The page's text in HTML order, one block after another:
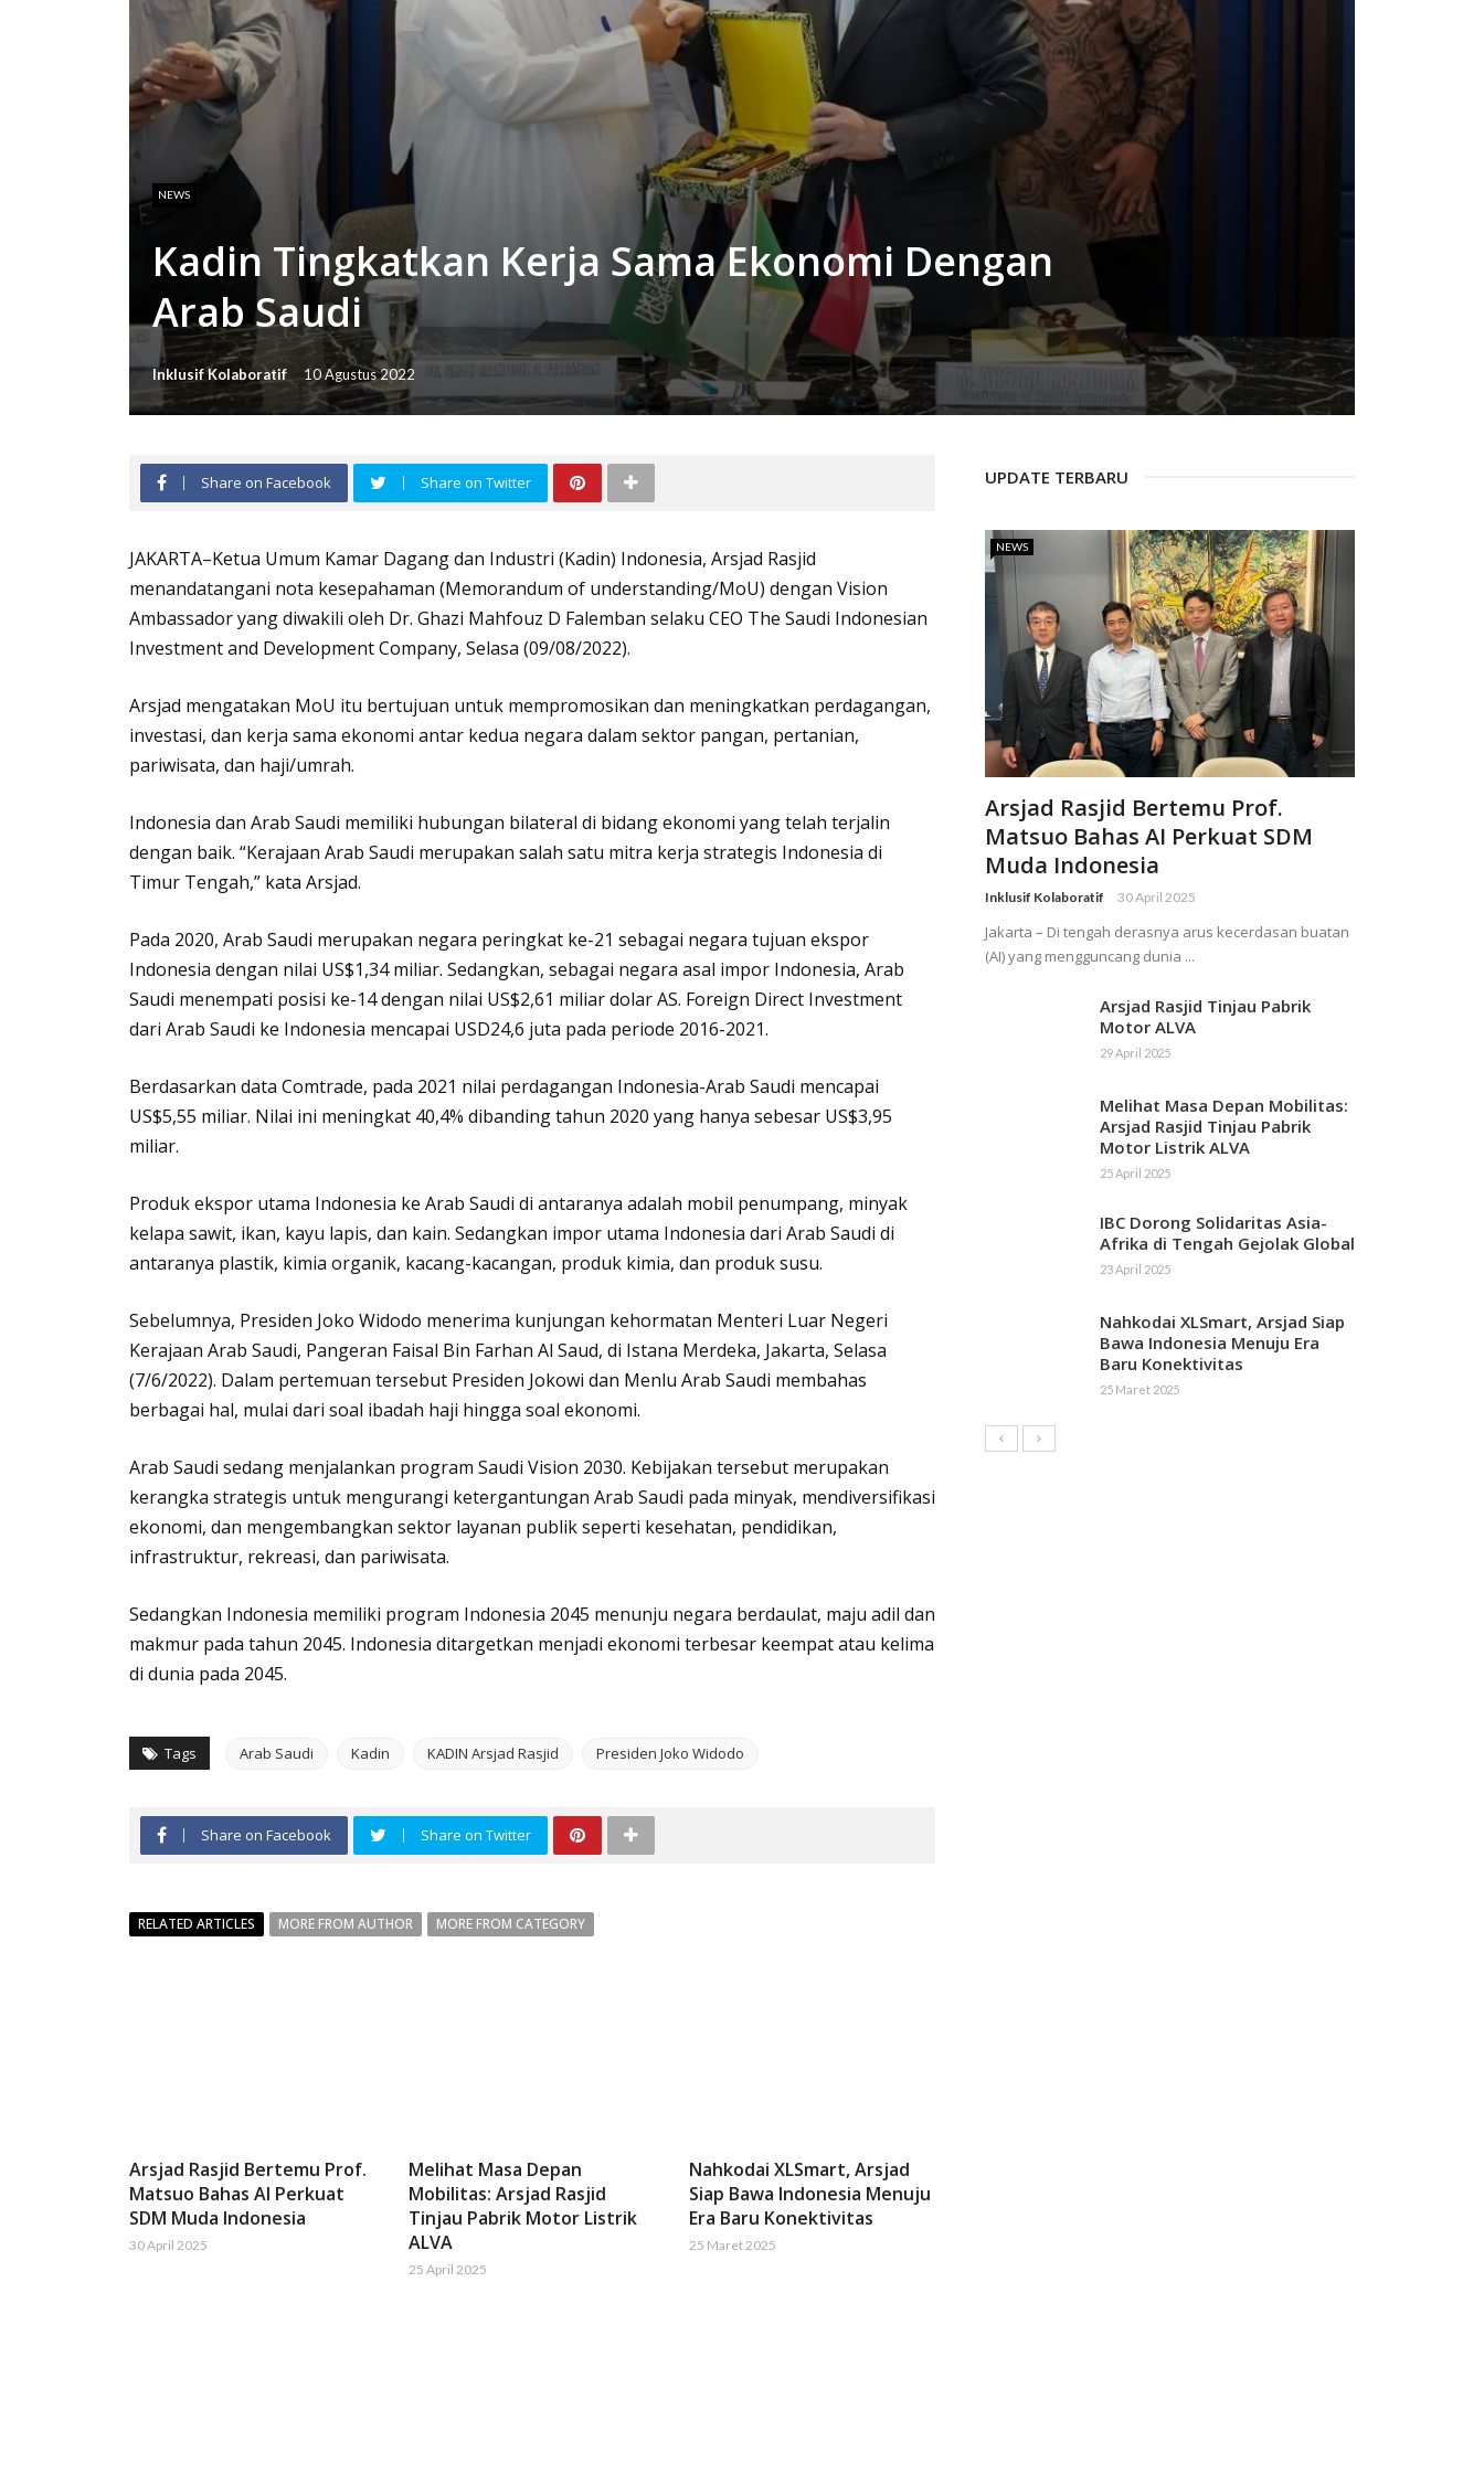
NEWS
Kadin Tingkatkan Kerja Sama Ekonomi Dengan
Arab Saudi
Inklusif Kolaboratif 10 Agustus 2022
Share on Facebook Share on Twitter
JAKARTA–Ketua Umum Kamar Dagang dan Industri (Kadin) Indonesia, Arsjad Rasjid
menandatangani nota kesepahaman (Memorandum of understanding/MoU) dengan Vision
Ambassador yang diwakili oleh Dr. Ghazi Mahfouz D Falemban selaku CEO The Saudi Indonesian
Investment and Development Company, Selasa (09/08/2022).
Arsjad mengatakan MoU itu bertujuan untuk mempromosikan dan meningkatkan perdagangan,
investasi, dan kerja sama ekonomi antar kedua negara dalam sektor pangan, pertanian,
pariwisata, dan haji/umrah.
Indonesia dan Arab Saudi memiliki hubungan bilateral di bidang ekonomi yang telah terjalin
dengan baik. “Kerajaan Arab Saudi merupakan salah satu mitra kerja strategis Indonesia di
Timur Tengah,” kata Arsjad.
Pada 2020, Arab Saudi merupakan negara peringkat ke-21 sebagai negara tujuan ekspor
Indonesia dengan nilai US$1,34 miliar. Sedangkan, sebagai negara asal impor Indonesia, Arab
Saudi menempati posisi ke-14 dengan nilai US$2,61 miliar dolar AS. Foreign Direct Investment
dari Arab Saudi ke Indonesia mencapai USD24,6 juta pada periode 2016-2021.
Berdasarkan data Comtrade, pada 2021 nilai perdagangan Indonesia-Arab Saudi mencapai
US$5,55 miliar. Nilai ini meningkat 40,4% dibanding tahun 2020 yang hanya sebesar US$3,95
miliar.
Produk ekspor utama Indonesia ke Arab Saudi di antaranya adalah mobil penumpang, minyak
kelapa sawit, ikan, kayu lapis, dan kain. Sedangkan impor utama Indonesia dari Arab Saudi di
antaranya plastik, kimia organik, kacang-kacangan, produk kimia, dan produk susu.
Sebelumnya, Presiden Joko Widodo menerima kunjungan kehormatan Menteri Luar Negeri
Kerajaan Arab Saudi, Pangeran Faisal Bin Farhan Al Saud, di Istana Merdeka, Jakarta, Selasa
(7/6/2022). Dalam pertemuan tersebut Presiden Jokowi dan Menlu Arab Saudi membahas
berbagai hal, mulai dari soal ibadah haji hingga soal ekonomi.
Arab Saudi sedang menjalankan program Saudi Vision 2030. Kebijakan tersebut merupakan
kerangka strategis untuk mengurangi ketergantungan Arab Saudi pada minyak, mendiversifikasi
ekonomi, dan mengembangkan sektor layanan publik seperti kesehatan, pendidikan,
infrastruktur, rekreasi, dan pariwisata.
Sedangkan Indonesia memiliki program Indonesia 2045 menunju negara berdaulat, maju adil dan
makmur pada tahun 2045. Indonesia ditargetkan menjadi ekonomi terbesar keempat atau kelima
di dunia pada 2045.
Tags Arab Saudi Kadin KADIN Arsjad Rasjid Presiden Joko Widodo
Share on Facebook Share on Twitter
RELATED ARTICLES MORE FROM AUTHOR MORE FROM CATEGORY
Arsjad Rasjid Bertemu Prof.
Matsuo Bahas AI Perkuat
SDM Muda Indonesia
30 April 2025
Melihat Masa Depan
Mobilitas: Arsjad Rasjid
Tinjau Pabrik Motor Listrik
ALVA
25 April 2025
Nahkodai XLSmart, Arsjad
Siap Bawa Indonesia Menuju
Era Baru Konektivitas
25 Maret 2025
UPDATE TERBARU
NEWS
Arsjad Rasjid Bertemu Prof.
Matsuo Bahas AI Perkuat SDM
Muda Indonesia
Inklusif Kolaboratif 30 April 2025
Jakarta – Di tengah derasnya arus kecerdasan buatan
(AI) yang mengguncang dunia ...
Arsjad Rasjid Tinjau Pabrik
Motor ALVA
29 April 2025
Melihat Masa Depan Mobilitas:
Arsjad Rasjid Tinjau Pabrik
Motor Listrik ALVA
25 April 2025
IBC Dorong Solidaritas Asia-
Afrika di Tengah Gejolak Global
23 April 2025
Nahkodai XLSmart, Arsjad Siap
Bawa Indonesia Menuju Era
Baru Konektivitas
25 Maret 2025